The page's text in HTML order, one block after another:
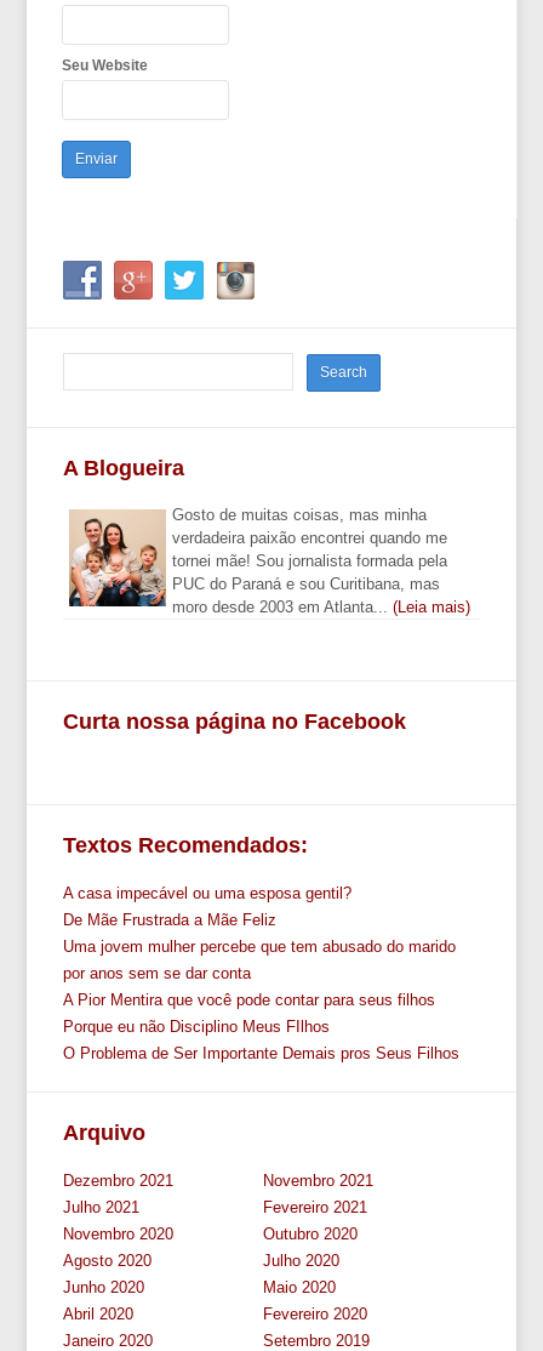
Seu Website
A Blogueira
Gosto de muitas coisas, mas minha
verdadeira paixão encontrei quando me
tornei mãe! Sou jornalista formada pela
PUC do Paraná e sou Curitibana, mas
moro desde 2003 em Atlanta...(Leia mais)
Curta nossa página no Facebook
Textos Recomendados:
A casa impecável ou uma esposa gentil?
De Mãe Frustrada a Mãe Feliz
Uma jovem mulher percebe que tem abusado do marido
por anos sem se dar conta
A Pior Mentira que você pode contar para seus filhos
Porque eu não Disciplino Meus FIlhos
O Problema de Ser Importante Demais pros Seus Filhos
Arquivo
Dezembro 2021
Novembro 2021
Julho 2021
Fevereiro 2021
Novembro 2020
Outubro 2020
Agosto 2020
Julho 2020
Junho 2020
Maio 2020
Abril 2020
Fevereiro 2020
Janeiro 2020
Setembro 2019